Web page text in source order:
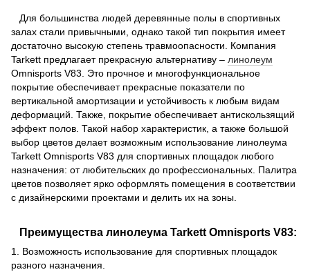
Для большинства людей деревянные полы в спортивных
залах стали привычными, однако такой тип покрытия имеет
достаточно высокую степень травмоопасности. Компания
Tarkett предлагает прекрасную альтернативу – линолеум
Omnisports V83. Это прочное и многофункциональное
покрытие обеспечивает прекрасные показатели по
вертикальной амортизации и устойчивость к любым видам
деформаций. Также, покрытие обеспечивает антискользящий
эффект полов. Такой набор характеристик, а также большой
выбор цветов делает возможным использование линолеума
Tarkett Omnisports V83 для спортивных площадок любого
назначения: от любительских до профессиональных. Палитра
цветов позволяет ярко оформлять помещения в соответствии
с дизайнерскими проектами и делить их на зоны.
Преимущества линолеума Tarkett Omnisports V83:
1. Возможность использование для спортивных площадок
разного назначения.